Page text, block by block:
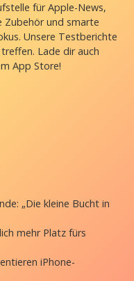
für Apple-News,
Zubehör und smarte
Unsere Testberichte
Lade dir auch
App Store!
„Die kleine Bucht in
mehr Platz fürs
iPhone-